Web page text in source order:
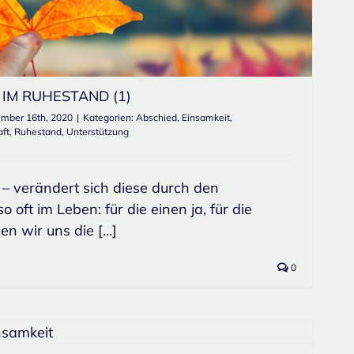
RUHESTAND (1)
16th, 2020 | Kategorien: Abschied, Einsamkeit,
, Ruhestand, Unterstützung
verändert sich diese durch den
oft im Leben: für die einen ja, für die
wir uns die [...]
0